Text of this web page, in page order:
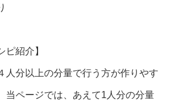
ピ紹介】
分以上の分量で行う方が作りやす
当ページでは、あえて1人分の分量